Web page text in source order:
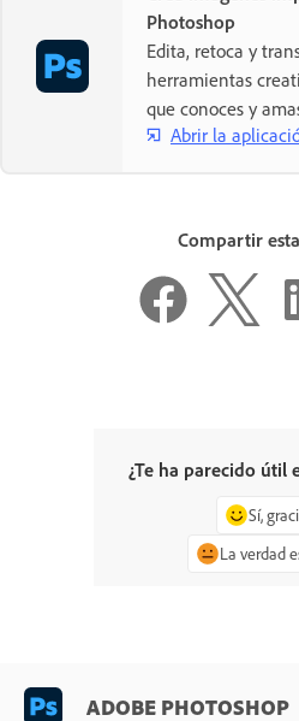
Photoshop
Edita, retoca y
herramientas
que conoces y
Abrir la
Compartir
¿Te ha parecido útil
Sí,
La verdad
ADOBE PHOTOSHOP